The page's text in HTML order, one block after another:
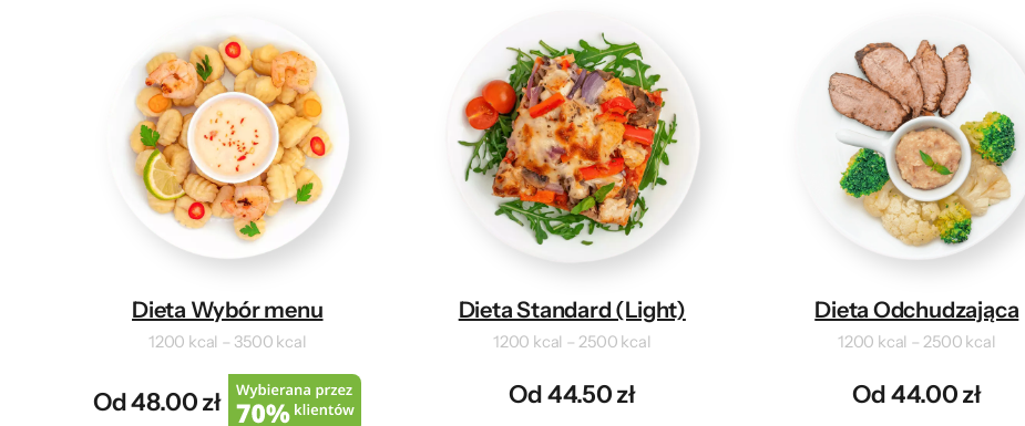
Dieta Wybór menu
1200 kcal – 3500 kcal
Od 48.00 zł
Dieta Standard (Light)
1200 kcal – 2500 kcal
Od 44.50 zł
Dieta Odchudzająca
1200 kcal – 2500 kcal
Od 44.00 zł